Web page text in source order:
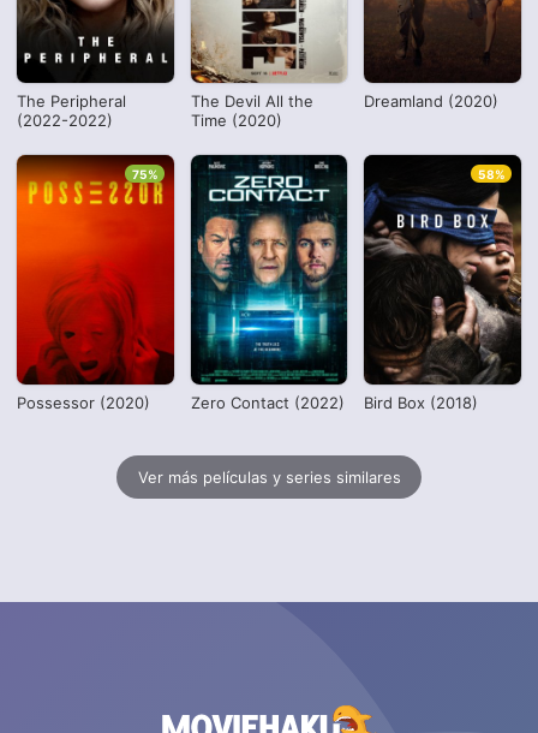
The Peripheral
(2022-2022)
The Devil All the
Time (2020)
Dreamland (2020)
Possessor (2020)
75%
Zero Contact (2022) Bird Box (2018)
58%
Ver más películas y series similares